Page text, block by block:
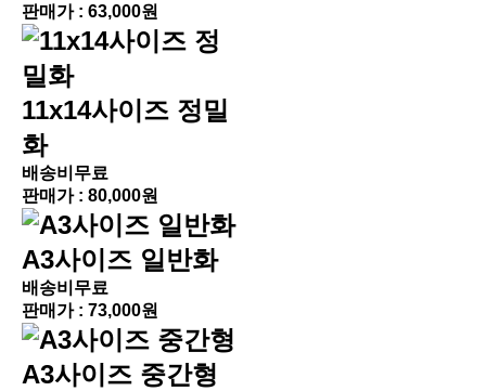
판매가 : 63,000원
11x14사이즈 정밀
화
배송비무료
판매가 : 80,000원
A3사이즈 일반화
배송비무료
판매가 : 73,000원
A3사이즈 중간형